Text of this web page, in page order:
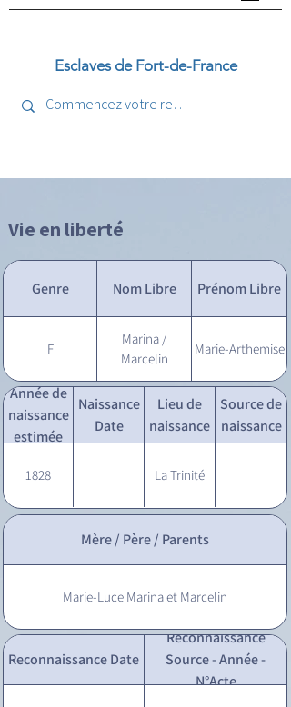
Esclaves de Fort-de-France
Vie en liberté
Genre Nom Libre Prénom Libre
F
Marina /
Marcelin
Marie-Arthemise
Année de
naissance
estimée
Naissance
Date
Lieu de
naissance
Source de
naissance
1828 La Trinité
Mère / Père / Parents
Marie-Luce Marina et Marcelin
Reconnaissance Date
Reconnaissance
Source - Année -
N°Acte